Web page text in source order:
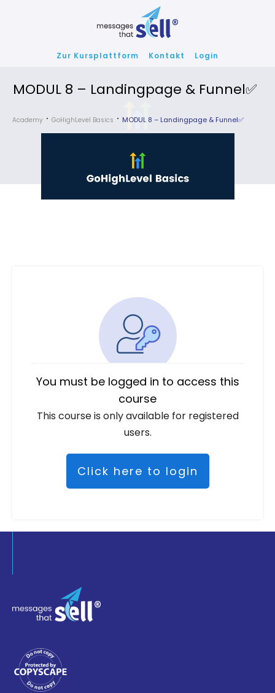
Zur Kursplattform Kontakt Login
MODUL 8 – Landingpage & Funnel✅
Academy GoHighLevel Basics MODUL 8 – Landingpage & Funnel✅
You must be logged in to access this
course
This course is only available for registered
users.
Click here to login